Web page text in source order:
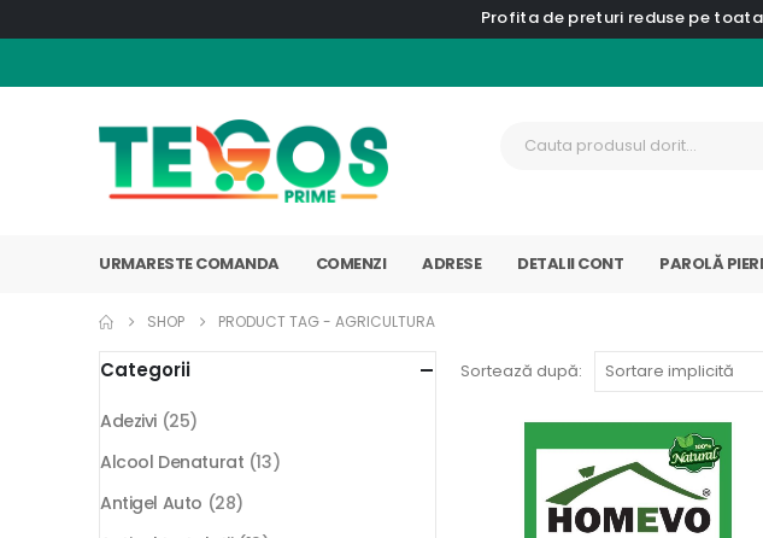
Profita de preturi reduse pe
URMARESTE COMANDA COMENZI ADRESE DETALII CONT PAROLĂ
SHOP PRODUCT TAG - AGRICULTURA
Sortează după:
Categorii
Adezivi (25)
Alcool Denaturat (13)
Antigel Auto (28)